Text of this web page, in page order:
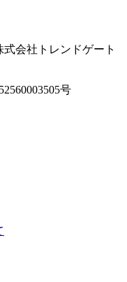
会社トレンドゲート
号